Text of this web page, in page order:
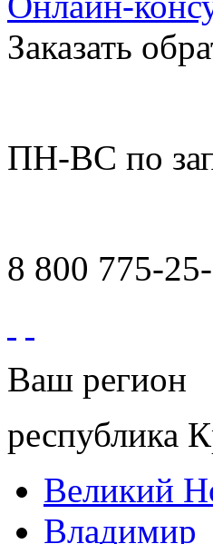
Заказать
ПН-ВС по
8 800 775-
Ваш регион
республика
Великий
Владимир